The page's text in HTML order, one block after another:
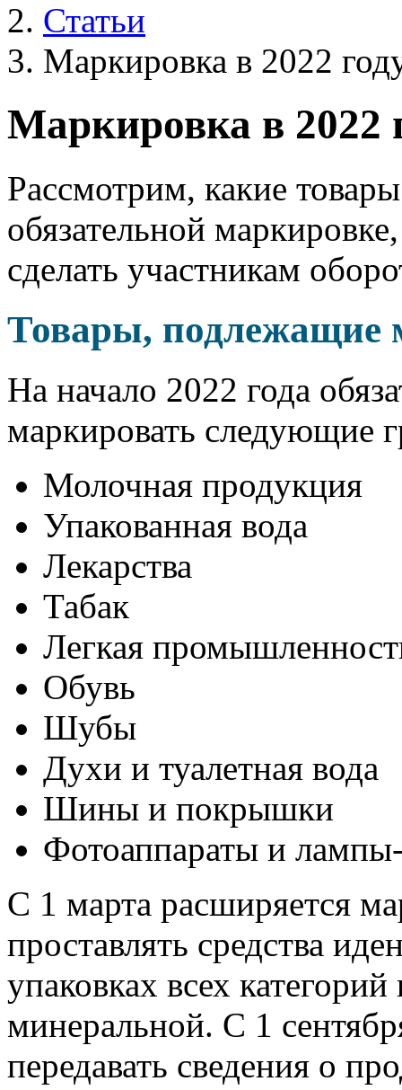
Статьи
Маркировка в 2022
Маркировка в 2022
Рассмотрим, какие
обязательной
сделать участникам
Товары, подлежащие
На начало 2022 года
маркировать следующие
Молочная продукция
Упакованная вода
Лекарства
Табак
Легкая
Обувь
Шубы
Духи и туалетная вода
Шины и покрышки
Фотоаппараты и
С 1 марта расширяется
проставлять средства
упаковках всех
минеральной. С 1
передавать сведения о